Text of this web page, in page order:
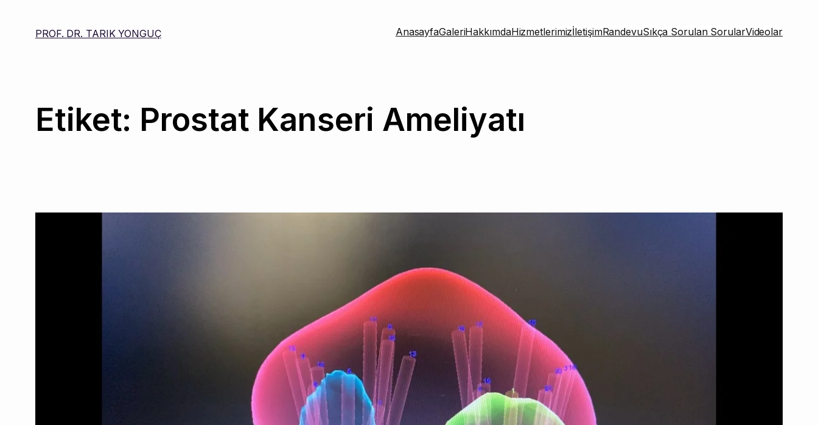
PROF. DR. TARIK YONGUÇ AnasayfaGaleriHakkımdaHizmetlerimizİletişimRandevuSıkça Sorulan SorularVideolar
Etiket: Prostat Kanseri Ameliyatı